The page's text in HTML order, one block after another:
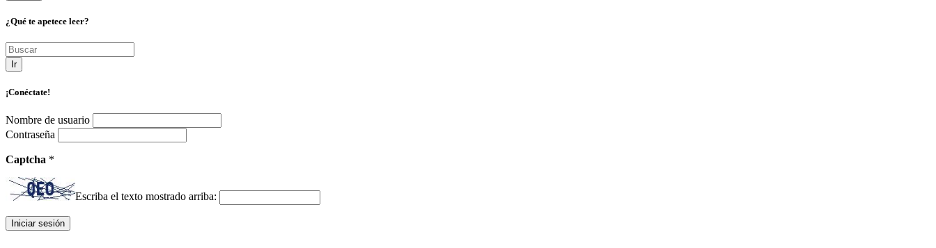
¿Qué te apetece leer?
Ir
¡Conéctate!
Nombre de usuario
Contraseña
Captcha *
Escriba el texto mostrado arriba: